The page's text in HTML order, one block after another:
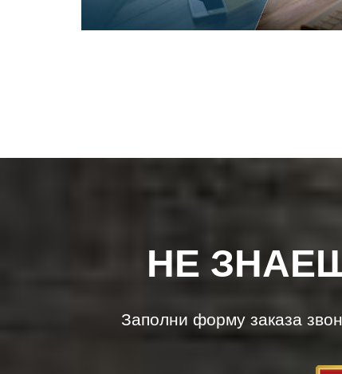
НЕ
Заполни форму заказа